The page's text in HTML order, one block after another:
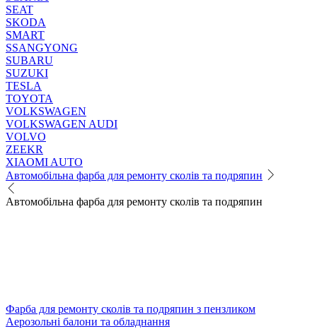
SEAT
SKODA
SMART
SSANGYONG
SUBARU
SUZUKI
TESLA
TOYOTA
VOLKSWAGEN
VOLKSWAGEN AUDI
VOLVO
ZEEKR
XIAOMI AUTO
Автомобільна фарба для ремонту сколів та подряпин
Автомобільна фарба для ремонту сколів та подряпин
Фарба для ремонту сколів та подряпин з пензликом
Аерозольні балони та обладнання